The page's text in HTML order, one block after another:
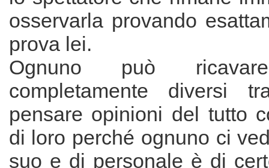
osservarla provando
prova lei.
Ognuno può
completamente diversi
pensare opinioni del tutto
di loro perché ognuno ci
suo e di personale è di